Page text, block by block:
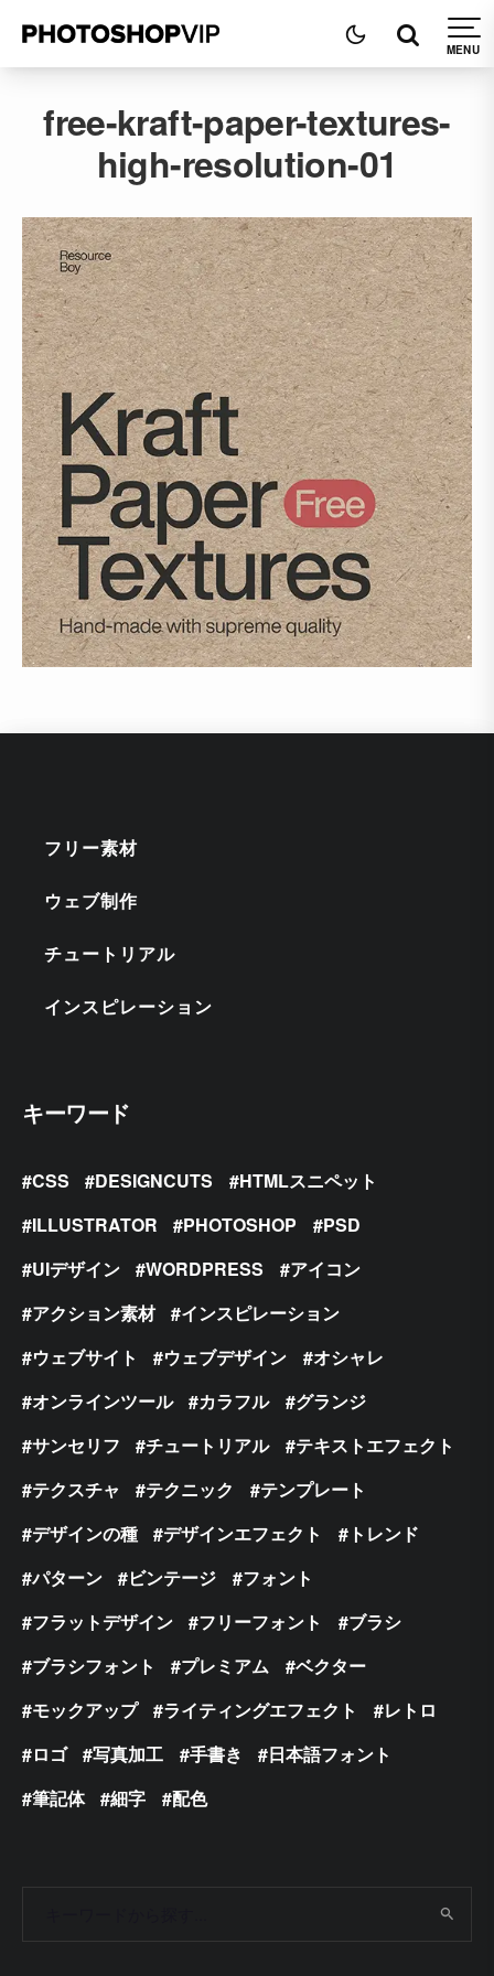
free-kraft-paper-textures-
high-resolution-01
フリー素材
ウェブ制作
チュートリアル
インスピレーション
キーワード
CSS DESIGNCUTS
HTMLスニペット
ILLUSTRATOR
PHOTOSHOP
PSD
UIデザイン
WORDPRESS
アイコン
アクション素材
インスピレーション
ウェブサイト
ウェブデザイン
オシャレ
オンラインツール
カラフル
グランジ
サンセリフ
チュートリアル
テキストエフェクト
テクスチャ
テクニック
テンプレート
デザインの種
デザインエフェクト
トレンド
パターン
ビンテージ
フォント
フラットデザイン
フリーフォント
ブラシ
ブラシフォント
プレミアム
ベクター
モックアップ
ライティングエフェクト
レトロ
ロゴ
写真加工 手書き
日本語フォント
筆記体
細字 配色